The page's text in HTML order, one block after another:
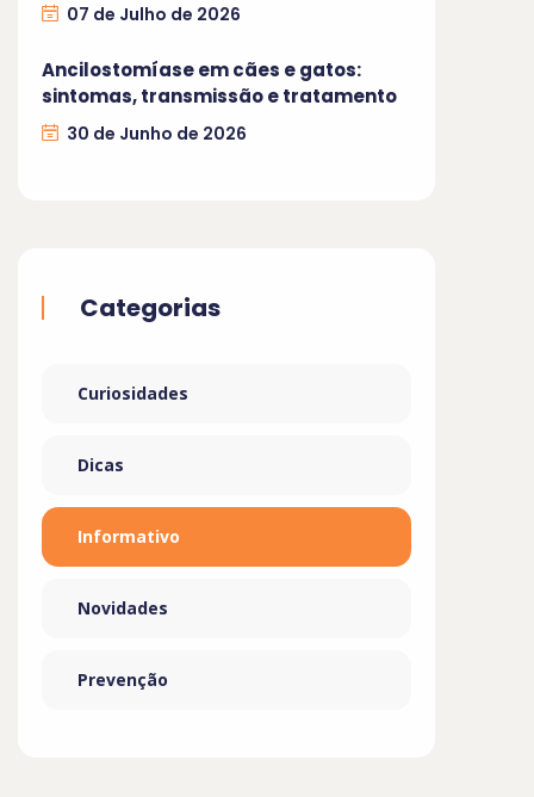
07 de Julho de 2026
Ancilostomíase em cães e gatos:
sintomas, transmissão e tratamento
30 de Junho de 2026
Categorias
Curiosidades
Dicas
Informativo
Novidades
Prevenção